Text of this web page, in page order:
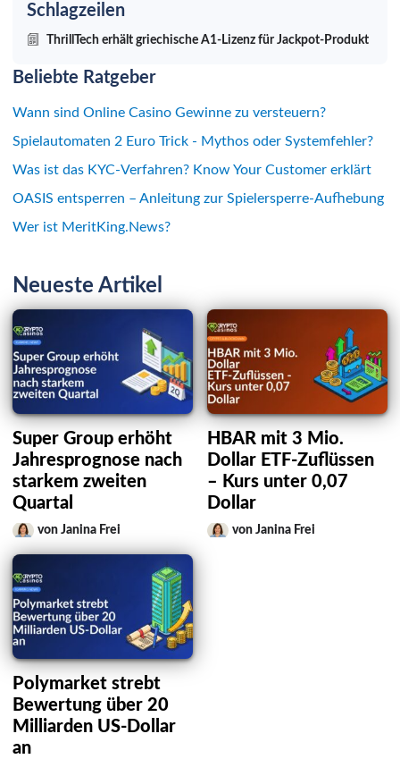
Schlagzeilen
ThrillTech erhält griechische A1-Lizenz für Jackpot-Produkt
Beliebte Ratgeber
Wann sind Online Casino Gewinne zu versteuern?
Spielautomaten 2 Euro Trick - Mythos oder Systemfehler?
Was ist das KYC-Verfahren? Know Your Customer erklärt
OASIS entsperren – Anleitung zur Spielersperre-Aufhebung
Wer ist MeritKing.News?
Neueste Artikel
Super Group erhöht
Jahresprognose nach
starkem zweiten
Quartal
von Janina Frei
HBAR mit 3 Mio.
Dollar ETF-Zuflüssen
– Kurs unter 0,07
Dollar
von Janina Frei
Polymarket strebt
Bewertung über 20
Milliarden US-Dollar
an